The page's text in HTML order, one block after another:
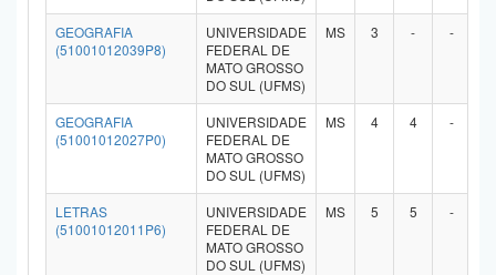
GEOGRAFIA
(51001012039P8)
UNIVERSIDADE
FEDERAL DE
MATO GROSSO
DO SUL (UFMS)
MS 3 - -
GEOGRAFIA
(51001012027P0)
UNIVERSIDADE
FEDERAL DE
MATO GROSSO
DO SUL (UFMS)
MS 4 4 -
LETRAS
(51001012011P6)
UNIVERSIDADE
FEDERAL DE
MATO GROSSO
DO SUL (UFMS)
MS 5 5 -